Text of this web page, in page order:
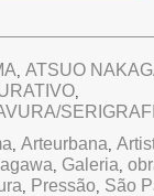
, ATSUO
,
, Arteurbana,
, Galeria,
, Pressão, São